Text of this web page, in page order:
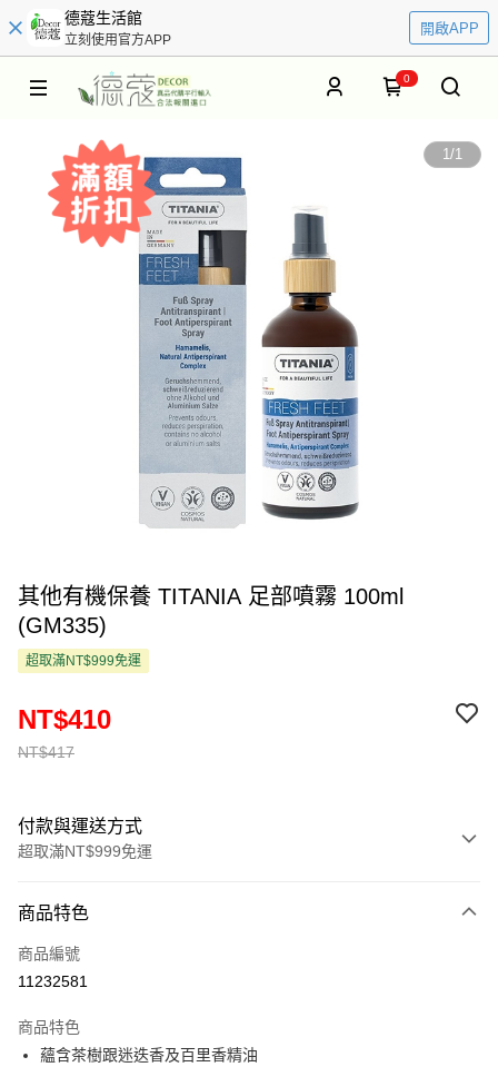
德蔻生活館
立刻使用官方APP
開啟APP
0
1/1
其他有機保養 TITANIA 足部噴霧 100ml
(GM335)
超取滿NT$999免運
NT$417
NT$410
付款與運送方式
超取滿NT$999免運
信用卡一次付款
超商取貨付款
Apple Pay
商品特色
商品編號
11232581
商品特色
蘊含茶樹跟迷迭香及百里香精油